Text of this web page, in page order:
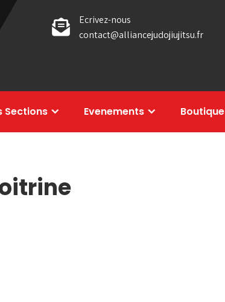
Ecrivez-nous
contact@alliancejudojiujitsu.fr
Sections Evenements Boutique